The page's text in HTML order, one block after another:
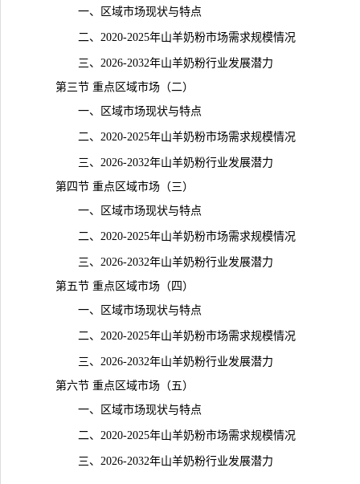
一、区域市场现状与特点
二、2020-2025年山羊奶粉市场需求规模情况
三、2026-2032年山羊奶粉行业发展潜力
第三节 重点区域市场（二）
一、区域市场现状与特点
二、2020-2025年山羊奶粉市场需求规模情况
三、2026-2032年山羊奶粉行业发展潜力
第四节 重点区域市场（三）
一、区域市场现状与特点
二、2020-2025年山羊奶粉市场需求规模情况
三、2026-2032年山羊奶粉行业发展潜力
第五节 重点区域市场（四）
一、区域市场现状与特点
二、2020-2025年山羊奶粉市场需求规模情况
三、2026-2032年山羊奶粉行业发展潜力
第六节 重点区域市场（五）
一、区域市场现状与特点
二、2020-2025年山羊奶粉市场需求规模情况
三、2026-2032年山羊奶粉行业发展潜力